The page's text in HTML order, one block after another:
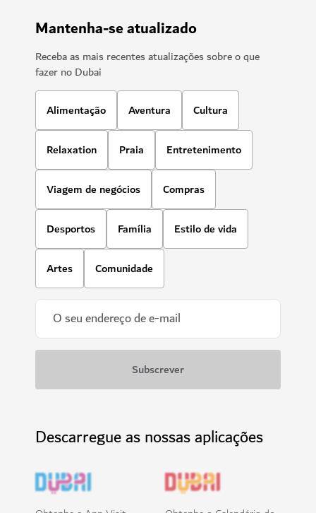
Mantenha-se atualizado
Receba as mais recentes atualizações sobre o que
fazer no Dubai
Alimentação Aventura Cultura
Relaxation Praia Entretenimento
Viagem de negócios Compras
Desportos Família Estilo de vida
Artes Comunidade
Descarregue as nossas aplicações